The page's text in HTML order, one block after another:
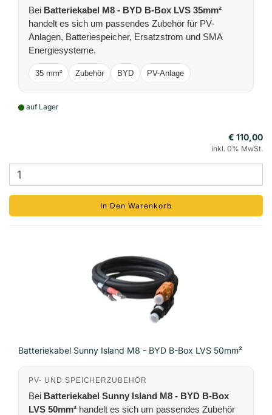
Bei Batteriekabel M8 - BYD B-Box LVS 35mm²
handelt es sich um passendes Zubehör für PV-
Anlagen, Batteriespeicher, Ersatzstrom und SMA
Energiesysteme.
35 mm² Zubehör BYD PV-Anlage
auf Lager
€ 110,00
inkl. 0% MwSt.
In Den Warenkorb
Batteriekabel Sunny Island M8 - BYD B-Box LVS 50mm²
PV- UND SPEICHERZUBEHÖR
Bei Batteriekabel Sunny Island M8 - BYD B-Box
LVS 50mm² handelt es sich um passendes Zubehör